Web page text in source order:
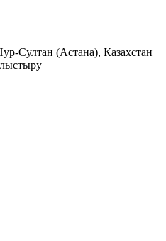
Султан (Астана), Казахстан